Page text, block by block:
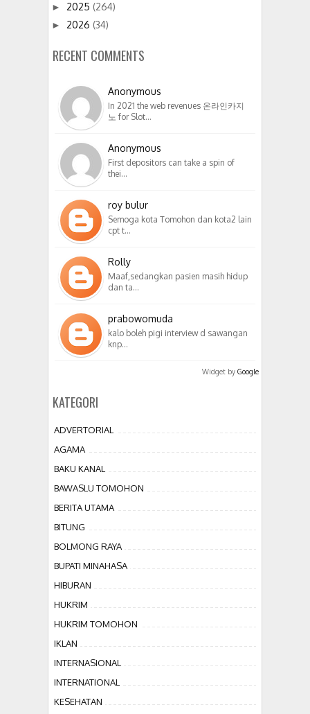
► 2025 (264)
► 2026 (34)
RECENT COMMENTS
Anonymous
In 2021 the web revenues 온라인카지
노 for Slot…
Anonymous
First depositors can take a spin of
thei…
roy bulur
Semoga kota Tomohon dan kota2 lain
cpt t…
Rolly
Maaf,sedangkan pasien masih hidup
dan ta…
prabowomuda
kalo boleh pigi interview d sawangan
knp…
Widget by Google
KATEGORI
ADVERTORIAL
AGAMA
BAKU KANAL
BAWASLU TOMOHON
BERITA UTAMA
BITUNG
BOLMONG RAYA
BUPATI MINAHASA
HIBURAN
HUKRIM
HUKRIM TOMOHON
IKLAN
INTERNASIONAL
INTERNATIONAL
KESEHATAN